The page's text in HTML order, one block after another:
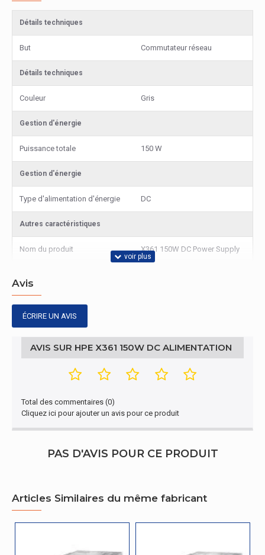
Détails techniques
But Commutateur réseau
Détails techniques
Couleur Gris
Gestion d'énergie
Puissance totale 150 W
Gestion d'énergie
Type d'alimentation d'énergie DC
Autres caractéristiques
Nom du produit X361 150W DC Power Supply
Avis
ÉCRIRE UN AVIS
AVIS SUR HPE X361 150W DC ALIMENTATION
Total des commentaires (0)
Cliquez ici pour ajouter un avis pour ce produit
PAS D'AVIS POUR CE PRODUIT
Articles Similaires du même fabricant